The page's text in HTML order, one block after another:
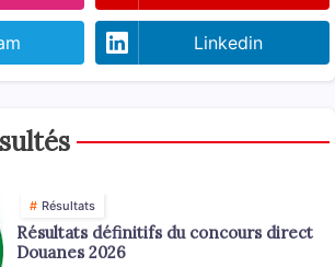
Linkedin
Résultats
Résultats définitifs du concours direct
Douanes 2026